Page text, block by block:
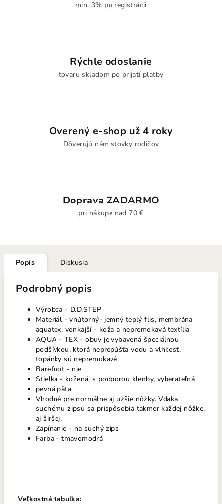
min. 3% po registrácii
Rýchle odoslanie
tovaru skladom po prijatí platby
Overený e-shop už 4 roky
Dôverujú nám stovky rodičov
Doprava ZADARMO
pri nákupe nad 70 €
Popis Diskusia
Podrobný popis
Výrobca - D.D.STEP
Materiál - vnútorný- jemný teplý flis, membrána
aquatex, vonkajší - koža a nepremokavá textília
AQUA - TEX - obuv je vybavená špeciálnou
podšívkou, ktorá neprepúšťa vodu a vlhkosť,
topánky sú nepremokavé
Barefoot - nie
Stielka - kožená, s podporou klenby, vyberateľná
pevná päta
Vhodné pre normálne aj užšie nôžky. Vďaka
suchému zipsu sa prispôsobia takmer každej nôžke,
aj širšej.
Zapínanie - na suchý zips
Farba - tmavomodrá
Veľkostná tabuľka: